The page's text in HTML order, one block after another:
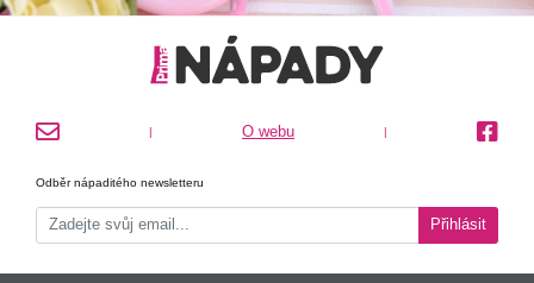
| O webu |
Odběr nápaditého newsletteru
Přihlásit